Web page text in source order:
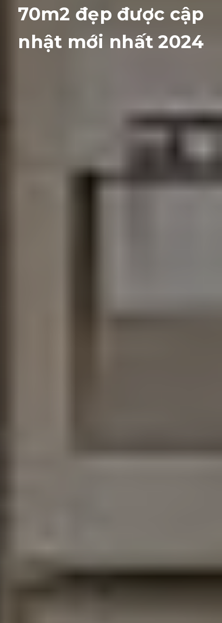
70m2 đẹp được cập
nhật mới nhất 2024